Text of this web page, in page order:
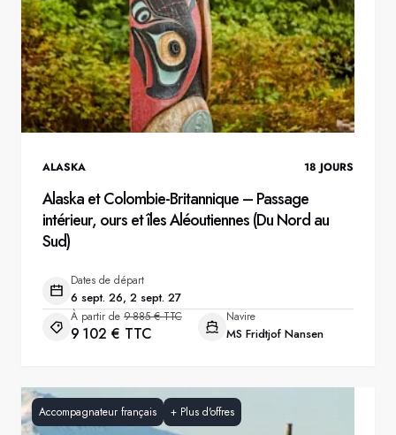
ALASKA 18 JOURS
Alaska et Colombie-Britannique – Passage
intérieur, ours et îles Aléoutiennes (Du Nord au
Sud)
Dates de départ
6 sept. 26, 2 sept. 27
À partir de 9 885 € TTC
9 102 € TTC
Navire
MS Fridtjof Nansen
Accompagnateur français + Plus d'offres